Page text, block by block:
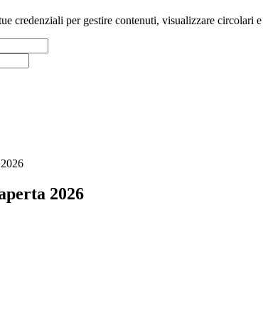
credenziali per gestire contenuti, visualizzare circolari
2026